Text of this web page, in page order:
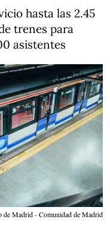
hasta las 2.45
trenes para
asistentes
de Madrid - Comunidad de Madrid